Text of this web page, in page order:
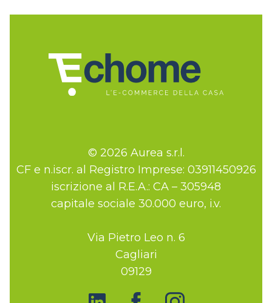
© 2026 Aurea s.r.l.
CF e n.iscr. al Registro Imprese: 03911450926
iscrizione al R.E.A.: CA – 305948
capitale sociale 30.000 euro, i.v.
Via Pietro Leo n. 6
Cagliari
09129